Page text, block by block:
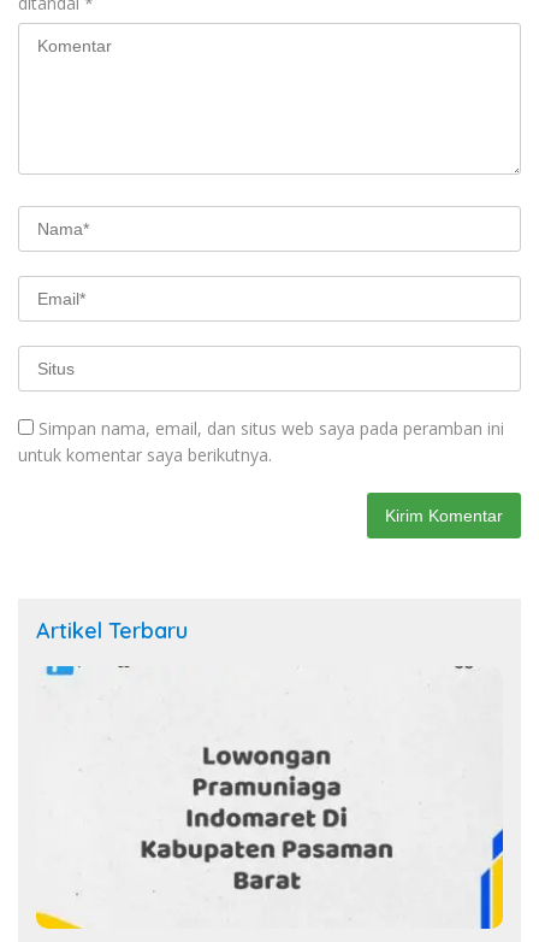
Simpan nama, email, dan situs web saya pada peramban ini
untuk komentar saya berikutnya.
Artikel Terbaru